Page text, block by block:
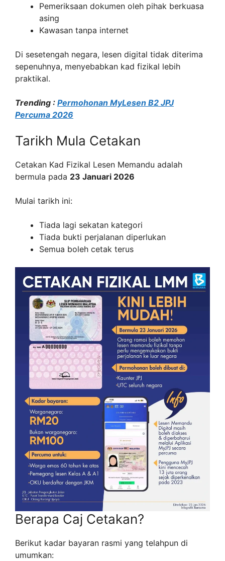
Pemeriksaan dokumen oleh pihak berkuasa
asing
Kawasan tanpa internet
Di sesetengah negara, lesen digital tidak diterima
sepenuhnya, menyebabkan kad fizikal lebih
praktikal.
Trending : Permohonan MyLesen B2 JPJ
Percuma 2026
Tarikh Mula Cetakan
Cetakan Kad Fizikal Lesen Memandu adalah
bermula pada 23 Januari 2026
Mulai tarikh ini:
Tiada lagi sekatan kategori
Tiada bukti perjalanan diperlukan
Semua boleh cetak terus
Berapa Caj Cetakan?
Berikut kadar bayaran rasmi yang telahpun di
umumkan: